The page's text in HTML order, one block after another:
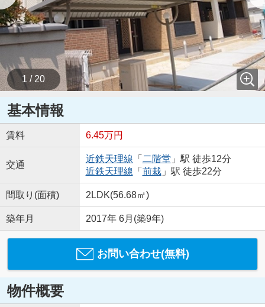
1 / 20
基本情報
賃料 6.45万円
交通
近鉄天理線 「 二階堂 」駅 徒歩12分
近鉄天理線 「 前栽」駅 徒歩22分
間取り(面積) 2LDK(56.68㎡)
築年月 2017年 6月(築9年)
お問い合わせ(無料)
物件概要